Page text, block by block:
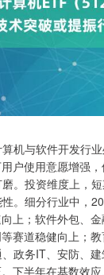
与软件开发行业
户使用意愿增强
。投资维度上，短
。细分行业中，
上；软件外包、
赛道稳健向上；
政务IT、安防、建
下半年在基数效